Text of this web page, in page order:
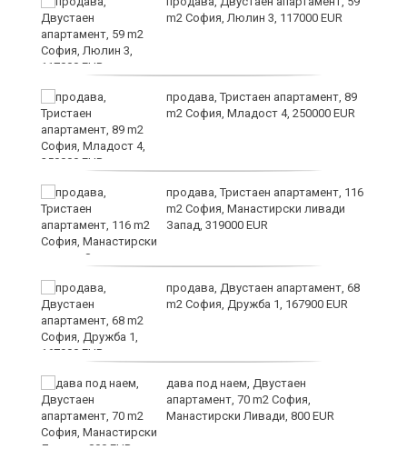
m2 София, Люлин 3, 117000 EUR
продава, Тристаен апартамент, 89
m2 София, Младост 4, 250000 EUR
продава, Тристаен апартамент, 116
m2 София, Манастирски ливади
Запад, 319000 EUR
продава, Двустаен апартамент, 68
m2 София, Дружба 1, 167900 EUR
дава под наем, Двустаен
апартамент, 70 m2 София,
Манастирски Ливади, 800 EUR